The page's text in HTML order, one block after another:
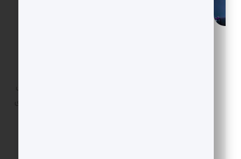
به 5 میلیارد دلار، سرمایه گذاری 150 میلیون دلاری